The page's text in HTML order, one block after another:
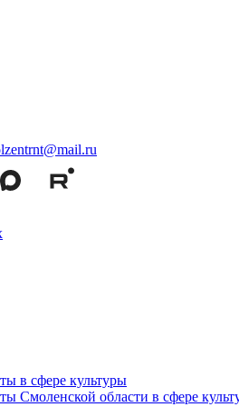
в сфере культуры
Смоленской области в сфере